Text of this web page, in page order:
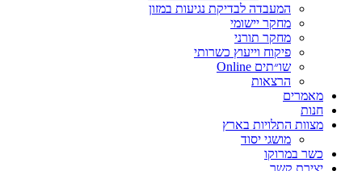
המעבדה לבדיקת נגיעות במזון
מחקר יישומי
מחקר תורני
פיקוח וייעוץ כשרותי
שו״תים Online
הרצאות
מאמרים
חנות
מצוות התלויות בארץ
מושגי יסוד
כשר במרוקו
יצירת קשר